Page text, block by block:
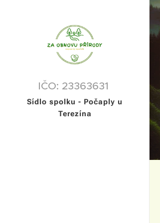
IČO: 23363631
Sídlo spolku - Počaply u
Terezína